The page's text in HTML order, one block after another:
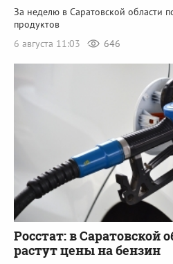
За неделю в Саратовской области
продуктов
6 августа 11:03
646
Росстат: в Саратовской
растут цены на бензин